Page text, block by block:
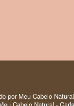
por Meu Cabelo